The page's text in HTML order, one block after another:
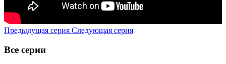
Предыдущая серия Следующая серия
Все серии